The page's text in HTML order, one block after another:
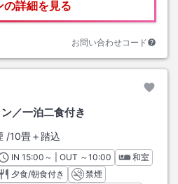
の詳細を見る
お問い合わせコード
／一泊二食付き
/10畳＋踏込
INチェックイン
15:00 ～ | OUT チェックアウト
～10:00
和室
夕食/朝食付き
禁煙